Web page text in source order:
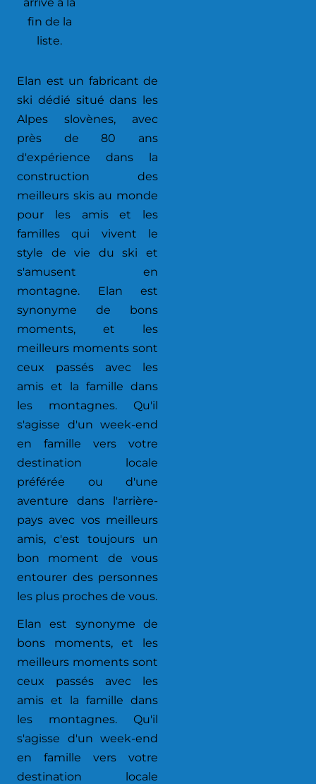
fin de la
liste.
Elan est un fabricant de
ski dédié situé dans les
Alpes slovènes, avec
près de 80 ans
d'expérience dans la
construction des
meilleurs skis au monde
pour les amis et les
familles qui vivent le
style de vie du ski et
s'amusent en
montagne. Elan est
synonyme de bons
moments, et les
meilleurs moments sont
ceux passés avec les
amis et la famille dans
les montagnes. Qu'il
s'agisse d'un week-end
en famille vers votre
destination locale
préférée ou d'une
aventure dans l'arrière-
pays avec vos meilleurs
amis, c'est toujours un
bon moment de vous
entourer des personnes
les plus proches de vous.
Elan est synonyme de
bons moments, et les
meilleurs moments sont
ceux passés avec les
amis et la famille dans
les montagnes. Qu'il
s'agisse d'un week-end
en famille vers votre
destination locale